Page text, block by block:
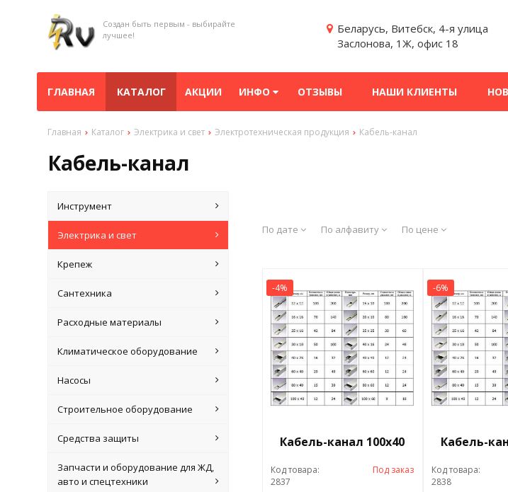
Создан быть первым - выбирайте
лучшее!
Беларусь, Витебск, 4-я улица
Заслонова, 1Ж, офис 18
ГЛАВНАЯ КАТАЛОГ АКЦИИ ИНФО ОТЗЫВЫ НАШИ КЛИЕНТЫ
Главная Каталог Электрика и свет Электротехническая продукция Кабель-канал
Кабель-канал
Инструмент
Электрика и свет
Крепеж
Сантехника
Расходные материалы
Климатическое оборудование
Насосы
Строительное оборудование
Средства защиты
Запчасти и оборудование для ЖД,
авто и спецтехники
По дате По алфавиту По цене
-4%
Кабель-канал 100х40
Код товара:
2837
Под заказ
-6%
Кабель-
Код товара:
2838